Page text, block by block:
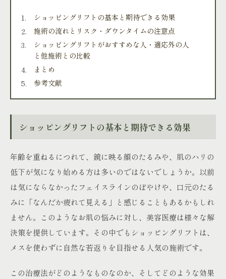
ショッピングリフトの基本と期待できる効果
施術の流れとリスク・ダウンタイムの注意点
ショッピングリフトがおすすめな人・適応外の人
と他施術との比較
まとめ
参考文献
ショッピングリフトの基本と期待できる効果
年齢を重ねるにつれて、鏡に映る顔のたるみや、肌のハリの
低下が気になり始める方は多いのではないでしょうか。以前
は気にならなかったフェイスラインのぼやけや、口元のたる
みに「なんだか疲れて見える」と感じることもあるかもしれ
ません。このようなお肌の悩みに対し、美容医療は様々な解
決策を提供しています。その中でもショッピングリフトは、
メスを使わずに自然な若返りを目指せる人気の施術です。
この治療法がどのようなものなのか、そしてどのような効果